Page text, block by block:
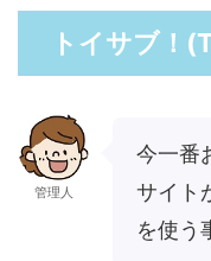
トイサブ！
管理人
今一番
サイト
を使う